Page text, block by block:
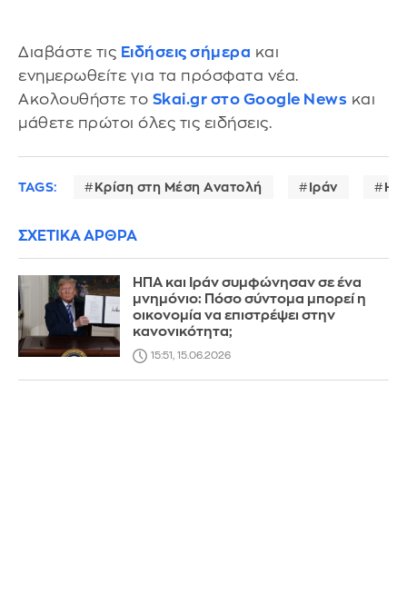
Διαβάστε τις Ειδήσεις σήμερα και
ενημερωθείτε για τα πρόσφατα νέα.
Ακολουθήστε το Skai.gr στο Google News και
μάθετε πρώτοι όλες τις ειδήσεις.
TAGS: Κρίση στη Μέση Ανατολή Ιράν
ΣΧΕΤΙΚΑ ΑΡΘΡΑ
ΗΠΑ και Ιράν συμφώνησαν σε ένα
μνημόνιο: Πόσο σύντομα μπορεί η
οικονομία να επιστρέψει στην
κανονικότητα;
15:51, 15.06.2026